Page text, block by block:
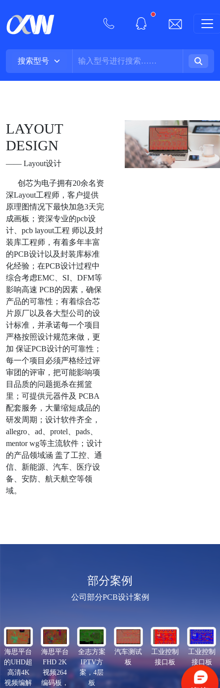
New alerts
LAYOUT
DESIGN
—— Layout设计
创芯为电子拥有20余名资
深Layout工程师，客户提供
原理图情况下最快加急3天完
成画板；资深专业的pcb设
计、pcb layout工程 师以及封
装库工程师，有着多年丰富
的PCB设计以及封装库标准
化经验；在PCB设计过程中
综合考虑EMC、SI、DFM等
影响高速 PCB的因素，确保
产品的可靠性；有着综合芯
片原厂以及各大型公司的设
计标准，并承诺每一个项目
严格按照设计规范来做，更
加 保证PCB设计的可靠性；
每一个项目必须严格经过评
审团的评审，把可能影响项
目品质的问题扼杀在摇篮
里；可提供元器件及 PCBA
配套服务，大量缩短成品的
研发周期；设计软件齐全，
allegro、ad、protel、pads、
mentor wg等主流软件；设计
的产品领域涵 盖了工控、通
信、新能源、汽车、医疗设
备、安防、航天航空等领
域。
部分案例
公司部分PCB设计案例
海思平台
的UHD超
高清4K
视频编解
海思平台
FHD 2K
视频264
编码板，
全志方案
IPTV方
案，4层
板
汽车测试
板
工业控制
接口板
工业控制
接口板